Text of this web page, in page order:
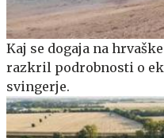
Kaj se dogaja na
razkril podrobnosti o
svingerje.